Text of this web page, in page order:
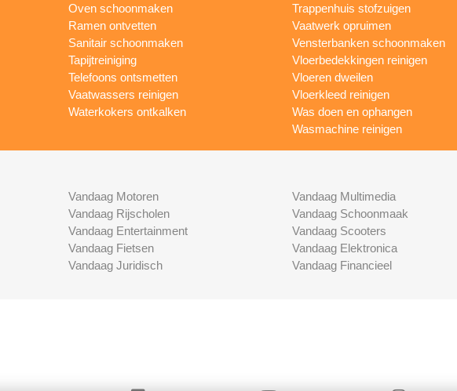
Oven schoonmaken
Ramen ontvetten
Sanitair schoonmaken
Tapijtreiniging
Telefoons ontsmetten
Vaatwassers reinigen
Waterkokers ontkalken
Trappenhuis stofzuigen
Vaatwerk opruimen
Vensterbanken schoonmaken
Vloerbedekkingen reinigen
Vloeren dweilen
Vloerkleed reinigen
Was doen en ophangen
Wasmachine reinigen
Vandaag Motoren
Vandaag Rijscholen
Vandaag Entertainment
Vandaag Fietsen
Vandaag Juridisch
Vandaag Multimedia
Vandaag Schoonmaak
Vandaag Scooters
Vandaag Elektronica
Vandaag Financieel